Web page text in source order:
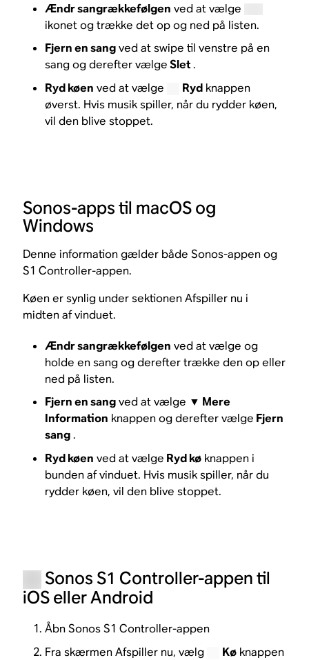
Ændr sangrækkefølgen ved at vælge
ikonet og trække det op og ned på listen.
Fjern en sangved at swipe til venstre på en
sang og derefter vælgeSlet.
Ryd køen ved at vælge Rydknappen
øverst. Hvis musik spiller, når du rydder køen,
vil den blive stoppet.
Sonos-apps til macOS og
Windows
Denne information gælder både Sonos-appen og
S1 Controller-appen.
Køen er synlig under sektionen Afspiller nu i
midten af vinduet.
Ændr sangrækkefølgen ved at vælge og
holde en sang og derefter trække den op eller
ned på listen.
Fjern en sangved at vælge ▼ Mere
Information knappen og derefter vælge Fjern
sang.
Ryd køen ved at vælge Ryd kø knappen i
bunden af vinduet. Hvis musik spiller, når du
rydder køen, vil den blive stoppet.
Sonos S1 Controller-appen til
iOS eller Android
Åbn Sonos S1 Controller-appen
Fra skærmen Afspiller nu, vælg
Køknappen